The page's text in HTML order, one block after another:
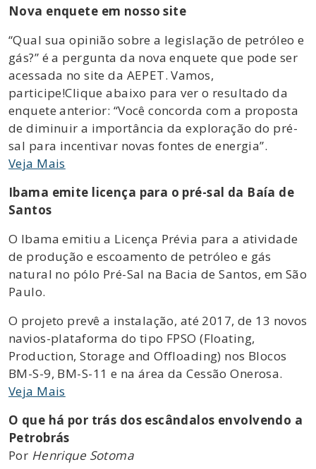
Nova enquete em nosso site
“Qual sua opinião sobre a legislação de petróleo e
gás?” é a pergunta da nova enquete que pode ser
acessada no site da AEPET. Vamos,
participe!Clique abaixo para ver o resultado da
enquete anterior: “Você concorda com a proposta
de diminuir a importância da exploração do pré-
sal para incentivar novas fontes de energia”.
Veja Mais
Ibama emite licença para o pré-sal da Baía de
Santos
O Ibama emitiu a Licença Prévia para a atividade
de produção e escoamento de petróleo e gás
natural no pólo Pré-Sal na Bacia de Santos, em São
Paulo.
O projeto prevê a instalação, até 2017, de 13 novos
navios-plataforma do tipo FPSO (Floating,
Production, Storage and Offloading) nos Blocos
BM-S-9, BM-S-11 e na área da Cessão Onerosa.
Veja Mais
O que há por trás dos escândalos envolvendo a
Petrobrás
Por Henrique Sotoma